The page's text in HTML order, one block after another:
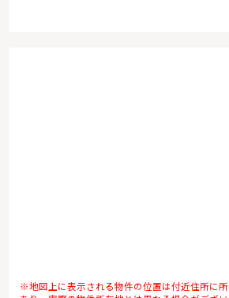
※地図上に表示される物件の位置は付近住所に